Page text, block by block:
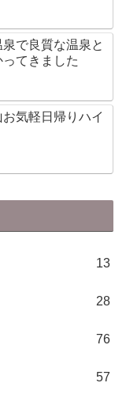
で良質な温泉と
てきました
気軽日帰りハイ
13
28
76
57